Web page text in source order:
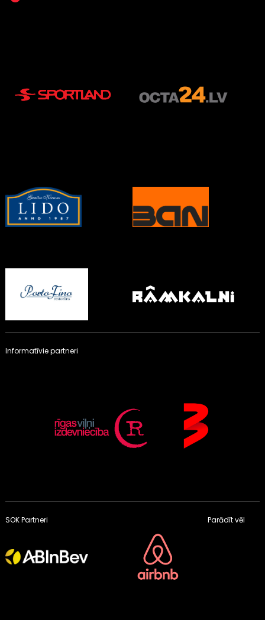
Informatīvie partneri
SOK Partneri Parādīt vēl